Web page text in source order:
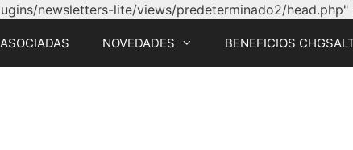
newsletters-lite/views/predeterminado2/head.php"
NOVEDADES BENEFICIOS